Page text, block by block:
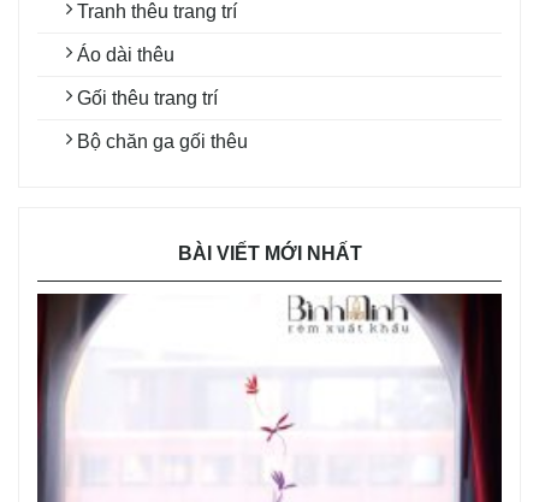
Tranh thêu trang trí
Áo dài thêu
Gối thêu trang trí
Bộ chăn ga gối thêu
BÀI VIẾT MỚI NHẤT